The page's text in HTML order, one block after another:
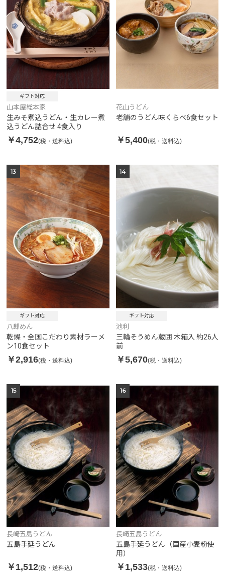
ギフト対応
山本屋総本家
生みそ煮込うどん・生カレー煮
込うどん詰合せ 4食入り
￥4,752(税・送料込)
花山うどん
老舗のうどん味くらべ6食セット
￥5,400(税・送料込)
13
ギフト対応
八郎めん
乾燥・全国こだわり素材ラーメ
ン10食セット
￥2,916(税・送料込)
14
ギフト対応
池利
三輪そうめん蔵囲 木箱入 約26人
前
￥5,670(税・送料込)
15
長崎五島うどん
五島手延うどん
￥1,512(税・送料込)
16
長崎五島うどん
五島手延うどん（国産小麦粉使
用）
￥1,533(税・送料込)